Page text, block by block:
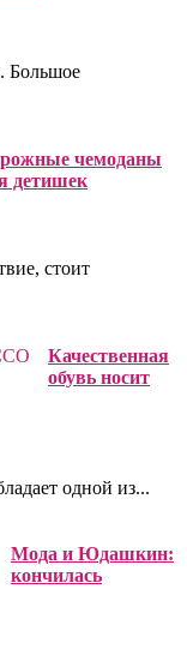
Большое
чемоданы
детишек
стоит
Качественная
обувь носит
одной из...
Мода и Юдашкин:
кончилась